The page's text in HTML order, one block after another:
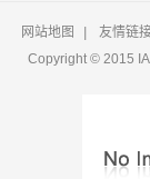
网站地图 | 友情链
Copyright © 2015